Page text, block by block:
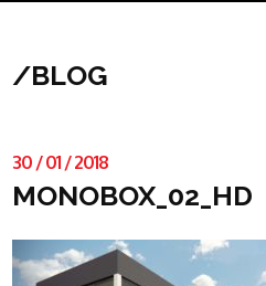
/BLOG
30 /01 /2018
MONOBOX_02_HD